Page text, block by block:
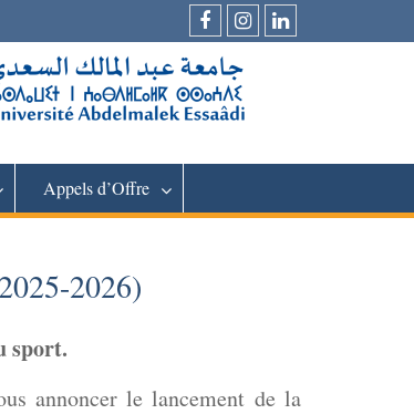
FacebookInstagram
LinkedIn
Appels d’Offre
2026)
sport.
annoncer le lancement de la